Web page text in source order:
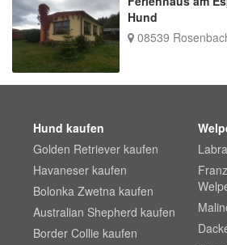
Hund
08539
Hund kaufen
Golden Retriever kaufen
Havaneser kaufen
Bolonka Zwetna kaufen
Australian Shepherd kaufen
Border Collie kaufen